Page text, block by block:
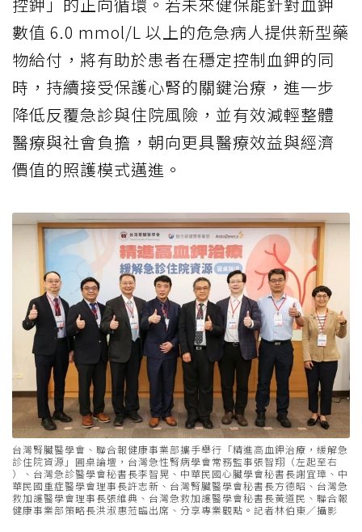
數值 6.0 mmol/L 以上的危急病人提供新型藥
物給付，將有助於患者在穩定控制血鉀的同
時，持續接受保護心腎的關鍵治療，進一步
降低反覆急診與住院風險，並有效減輕整體
醫療與社會負擔，朝向更具醫療效益與經濟
價值的照護模式邁進。
台灣腎臟醫學會、聯合報健康事業部攜手舉行「精進高血鉀治療，緩解急
診住院資源」圓桌論壇，台灣急性腎病學會常務監事張智翔（左起至右
）、台灣急診醫學會秘書長李智晃、中華民國心臟學會秘書長謝宜璋、中
華民國重症醫學會理事長許志新、台灣腎臟醫學會秘書長方德昭、台灣急
救加護醫學會理事長張維典、台灣急救加護醫學會秘書長黃道民、聯合報
健康事業部策略長洪淑惠蒞臨出席、分享專業觀點。記者林伯東／攝影